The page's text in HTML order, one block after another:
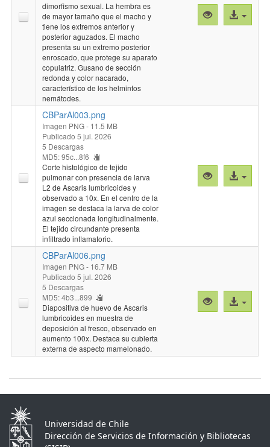
dimorfismo sexual. La hembra es
de mayor tamaño que el macho y
tiene los extremos anterior y
posterior aguzados. El macho
presenta su un extremo posterior
enroscado, que protege su aparato
copulatriz. Gusano de sección
redonda y color nacarado,
característico de los helmintos
nemátodes.
Vista
previa
Acceso
al
CBParAl003.png
Imagen PNG- 11.5 MB
Publicado 5 jul. 2026
5 Descargas
MD5: 95c...8f6
Corte histológico de tejido
pulmonar con presencia de larva
L2 de Ascaris lumbricoides y
observado a 10x. En el centro de la
imagen se destaca la larva de color
azul seccionada longitudinalmente.
El tejido circundante presenta
infiltrado inflamatorio.
Vista
previa
Acceso
al
CBParAl006.png
Imagen PNG- 16.7 MB
Publicado 5 jul. 2026
5 Descargas
MD5: 4b3...899
Diapositiva de huevo de Ascaris
lumbricoides en muestra de
deposición al fresco, observado en
aumento 100x. Destaca su cubierta
externa de aspecto mamelonado.
Vista
previa
Acceso
al
Universidad de Chile
Dirección de Servicios de Información y Bibliotecas